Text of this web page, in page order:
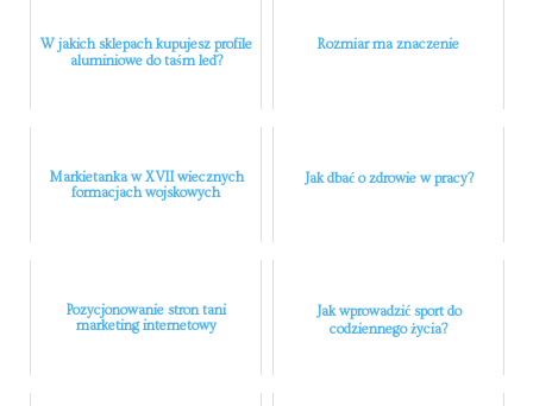
W jakich sklepach kupujesz profile
aluminiowe do taśm led?
Rozmiar ma znaczenie
Markietanka w XVII wiecznych
formacjach wojskowych
Jak dbać o zdrowie w pracy?
Pozycjonowanie stron tani
marketing internetowy
Jak wprowadzić sport do
codziennego życia?